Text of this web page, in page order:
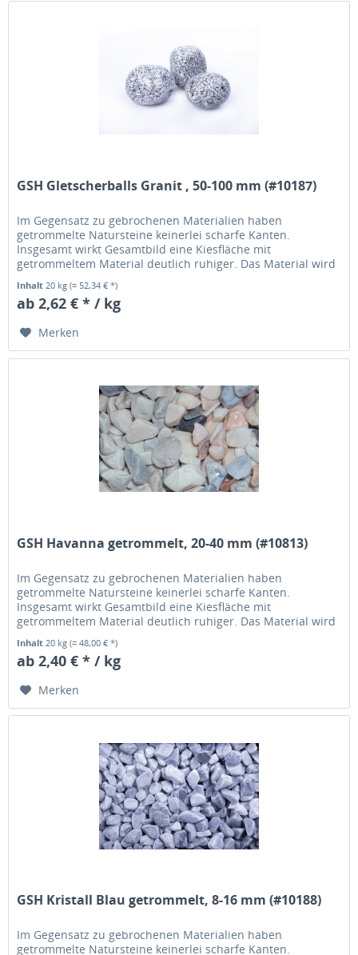
GSH Gletscherballs Granit , 50-100 mm (#10187)
Im Gegensatz zu gebrochenen Materialien haben
getrommelte Natursteine keinerlei scharfe Kanten.
Insgesamt wirkt Gesamtbild eine Kiesfläche mit
getrommeltem Material deutlich ruhiger. Das Material wird
übrigens in einer Trommel solange...
Inhalt 20 kg(= 52,34 € *)
ab 2,62 € * / kg
Merken
GSH Havanna getrommelt, 20-40 mm (#10813)
Im Gegensatz zu gebrochenen Materialien haben
getrommelte Natursteine keinerlei scharfe Kanten.
Insgesamt wirkt Gesamtbild eine Kiesfläche mit
getrommeltem Material deutlich ruhiger. Das Material wird
Inhalt 20 kg(= 48,00 € *)
ab 2,40 € * / kg
Merken
GSH Kristall Blau getrommelt, 8-16 mm (#10188)
Im Gegensatz zu gebrochenen Materialien haben
getrommelte Natursteine keinerlei scharfe Kanten.